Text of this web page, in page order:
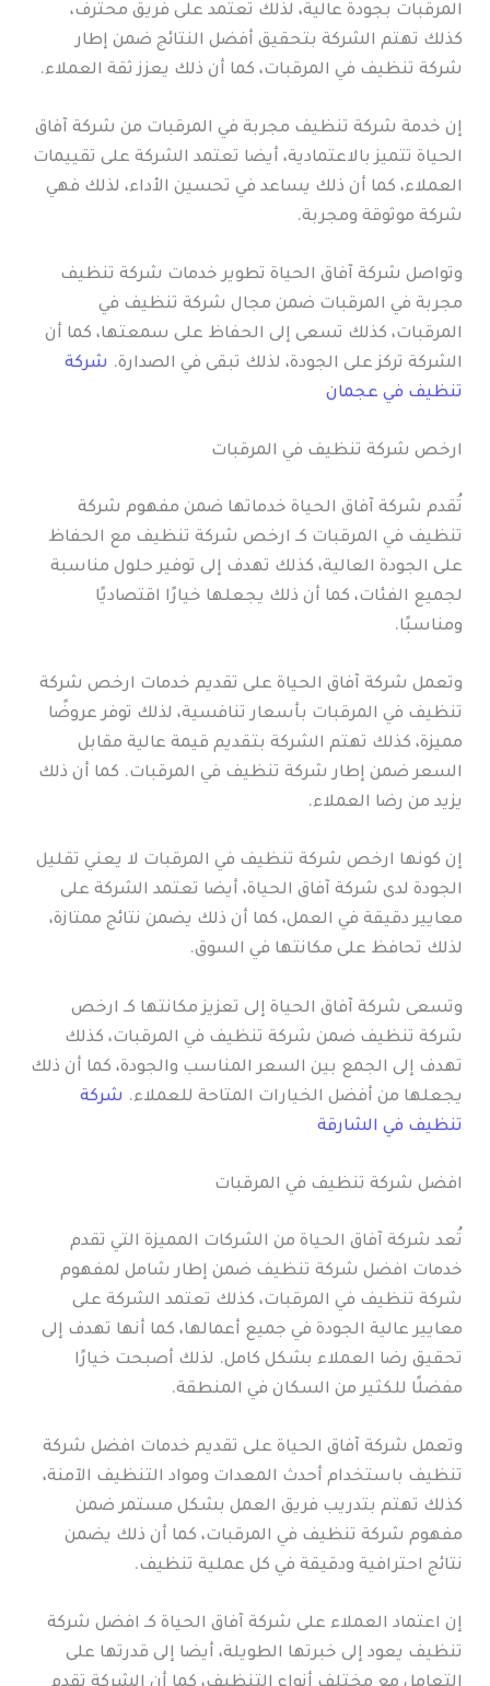
المرقبات بجودة عالية، لذلك تعتمد على فريق محترف،
كذلك تهتم الشركة بتحقيق أفضل النتائج ضمن إطار
شركة تنظيف في المرقبات، كما أن ذلك يعزز ثقة العملاء.
إن خدمة شركة تنظيف مجربة في المرقبات من شركة آفاق
الحياة تتميز بالاعتمادية، أيضا تعتمد الشركة على تقييمات
العملاء، كما أن ذلك يساعد في تحسين الأداء، لذلك فهي
شركة موثوقة ومجربة.
وتواصل شركة آفاق الحياة تطوير خدمات شركة تنظيف
مجربة في المرقبات ضمن مجال شركة تنظيف في
المرقبات، كذلك تسعى إلى الحفاظ على سمعتها، كما أن
الشركة تركز على الجودة، لذلك تبقى في الصدارة. شركة
تنظيف في عجمان
ارخص شركة تنظيف في المرقبات
تُقدم شركة آفاق الحياة خدماتها ضمن مفهوم شركة
تنظيف في المرقبات كـ ارخص شركة تنظيف مع الحفاظ
على الجودة العالية، كذلك تهدف إلى توفير حلول مناسبة
لجميع الفئات، كما أن ذلك يجعلها خيارًا اقتصاديًا
ومناسبًا.
وتعمل شركة آفاق الحياة على تقديم خدمات ارخص شركة
تنظيف في المرقبات بأسعار تنافسية، لذلك توفر عروضًا
مميزة، كذلك تهتم الشركة بتقديم قيمة عالية مقابل
السعر ضمن إطار شركة تنظيف في المرقبات. كما أن ذلك
يزيد من رضا العملاء.
إن كونها ارخص شركة تنظيف في المرقبات لا يعني تقليل
الجودة لدى شركة آفاق الحياة، أيضا تعتمد الشركة على
معايير دقيقة في العمل، كما أن ذلك يضمن نتائج ممتازة،
لذلك تحافظ على مكانتها في السوق.
وتسعى شركة آفاق الحياة إلى تعزيز مكانتها كـ ارخص
شركة تنظيف ضمن شركة تنظيف في المرقبات، كذلك
تهدف إلى الجمع بين السعر المناسب والجودة، كما أن ذلك
يجعلها من أفضل الخيارات المتاحة للعملاء. شركة
تنظيف في الشارقة
افضل شركة تنظيف في المرقبات
تُعد شركة آفاق الحياة من الشركات المميزة التي تقدم
خدمات افضل شركة تنظيف ضمن إطار شامل لمفهوم
شركة تنظيف في المرقبات، كذلك تعتمد الشركة على
معايير عالية الجودة في جميع أعمالها، كما أنها تهدف إلى
تحقيق رضا العملاء بشكل كامل. لذلك أصبحت خيارًا
مفضلًا للكثير من السكان في المنطقة.
وتعمل شركة آفاق الحياة على تقديم خدمات افضل شركة
تنظيف باستخدام أحدث المعدات ومواد التنظيف الآمنة،
كذلك تهتم بتدريب فريق العمل بشكل مستمر ضمن
مفهوم شركة تنظيف في المرقبات، كما أن ذلك يضمن
نتائج احترافية ودقيقة في كل عملية تنظيف.
إن اعتماد العملاء على شركة آفاق الحياة كـ افضل شركة
تنظيف يعود إلى خبرتها الطويلة، أيضا إلى قدرتها على